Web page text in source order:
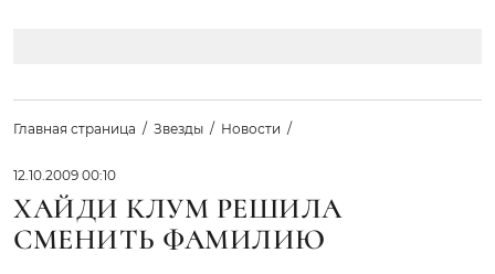
Главная страница Звезды Новости
12.10.2009 00:10
ХАЙДИ КЛУМ РЕШИЛА
СМЕНИТЬ ФАМИЛИЮ